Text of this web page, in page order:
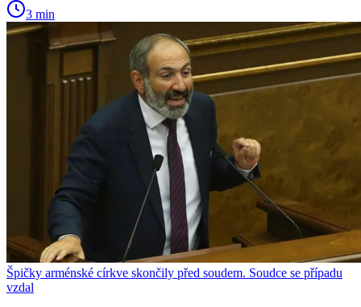
3 min
Špičky arménské církve skončily před soudem. Soudce se případu
vzdal